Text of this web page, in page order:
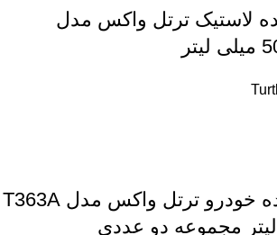
لاستیک ترتل واکس مدل
اسپری تمیز کننده خودرو ترتل واکس مدل T363A